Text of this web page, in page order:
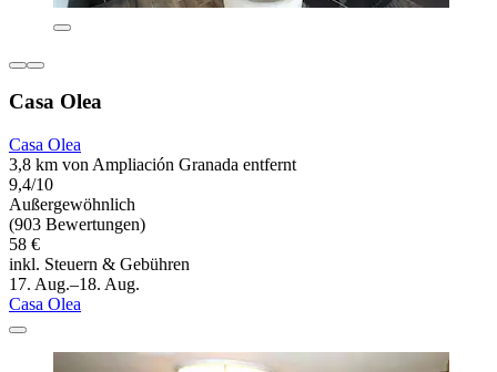
Casa Olea
Casa Olea
3,8 km von Ampliación Granada entfernt
9,4/10
Außergewöhnlich
(903 Bewertungen)
58 €
inkl. Steuern & Gebühren
17. Aug.–18. Aug.
Casa Olea